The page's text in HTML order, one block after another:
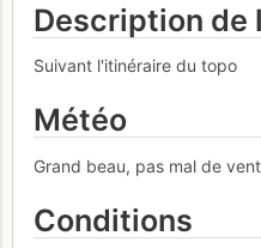
Description de
Suivant l'itinéraire du topo
Météo
Grand beau, pas mal de
Conditions